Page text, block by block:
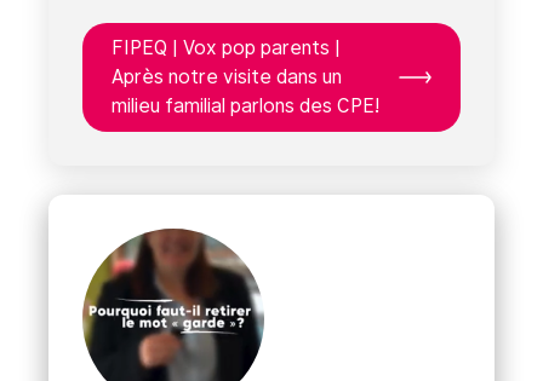
FIPEQ | Vox pop parents |
Après notre visite dans un
milieu familial parlons des CPE!